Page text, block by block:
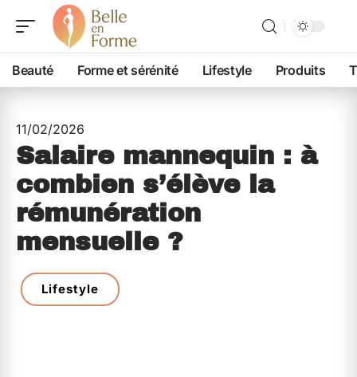
Beauté Forme et sérénité Lifestyle Produits
11/02/2026
Salaire mannequin : à
combien s’élève la
rémunération
mensuelle ?
Lifestyle